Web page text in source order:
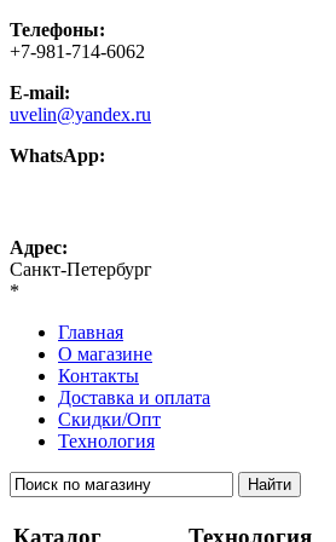
Телефоны:
+7-981-714-6062
E-mail:
uvelin@yandex.ru
WhatsApp:
Адрес:
Санкт-Петербург
*
Главная
О магазине
Контакты
Доставка и оплата
Скидки/Опт
Технология
Каталог
Технология